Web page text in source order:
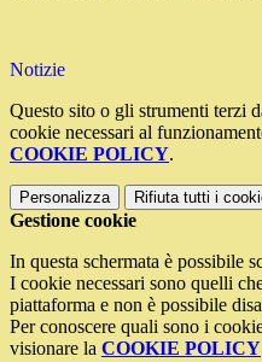
Notizie
Questo sito o gli strumenti terzi
cookie necessari al
COOKIE POLICY.
Personalizza Rifiuta tutti i
Gestione cookie
In questa schermata è possibile
I cookie necessari sono quelli
piattaforma e non è possibile
Per conoscere quali sono i
visionare la COOKIE POLICY